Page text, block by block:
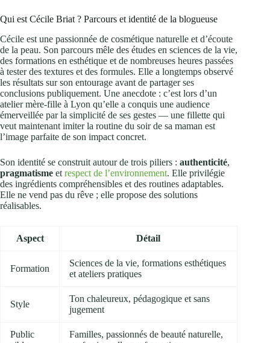
Qui est Cécile Briat ? Parcours et identité de la blogueuse
Cécile est une passionnée de cosmétique naturelle et d’écoute
de la peau. Son parcours mêle des études en sciences de la vie,
des formations en esthétique et de nombreuses heures passées
à tester des textures et des formules. Elle a longtemps observé
les résultats sur son entourage avant de partager ses
conclusions publiquement. Une anecdote : c’est lors d’un
atelier mère‑fille à Lyon qu’elle a conquis une audience
émerveillée par la simplicité de ses gestes — une fillette qui
veut maintenant imiter la routine du soir de sa maman est
l’image parfaite de son impact concret.
Son identité se construit autour de trois piliers : authenticité,
pragmatisme et respect de l’environnement. Elle privilégie
des ingrédients compréhensibles et des routines adaptables.
Elle ne vend pas du rêve ; elle propose des solutions
réalisables.
Aspect Détail
Formation
Sciences de la vie, formations esthétiques
et ateliers pratiques
Style
Ton chaleureux, pédagogique et sans
jugement
Public
Familles, passionnés de beauté naturelle,